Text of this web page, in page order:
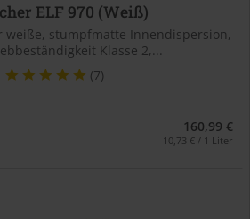
ELF 970 (Weiß)
weiße, stumpfmatte Innendispersion,
Klasse 2,...
(7)
160,99 €
10,73 € / 1 Liter